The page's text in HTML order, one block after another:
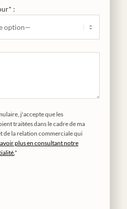
:
j'accepte que les
traitées dans le cadre de ma
de la relation commerciale qui
plus en consultant notre
*